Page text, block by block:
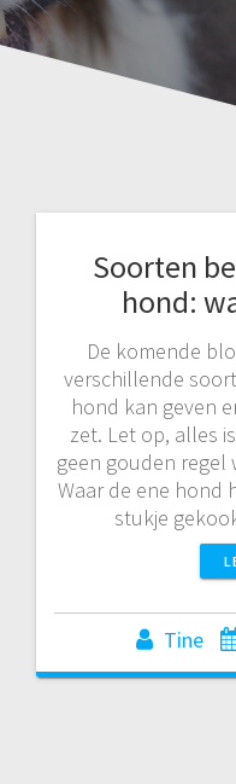
Soorten
hond:
De komende
verschillende
hond kan geven
zet. Let op, alles
geen gouden regel
Waar de ene hond
stukje
Tine